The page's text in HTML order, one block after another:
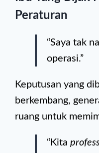
Peraturan
“Saya tak
operasi.”
Keputusan yang
berkembang,
ruang untuk
“Kita